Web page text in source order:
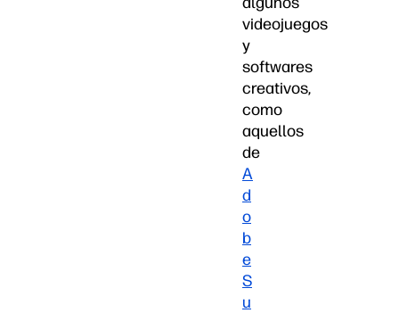
videojuegos
y
softwares
creativos,
como
aquellos
de
A
d
o
b
e
S
u